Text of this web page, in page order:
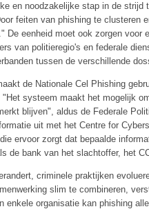
en noodzakelijke stap in de
feiten van phishing te clusteren
De eenheid moet ook zorgen
van politieregio's en federale
tussen de verschillende
de Nationale Cel Phishing
systeem maakt het mogelijk
blijven", aldus de Federale
uit met het Centre for
ervoor zorgt dat bepaalde
de bank van het slachtoffer, het
criminele praktijken
slim te combineren,
enkele organisatie kan phishing